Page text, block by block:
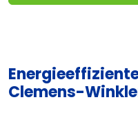
Clemens-